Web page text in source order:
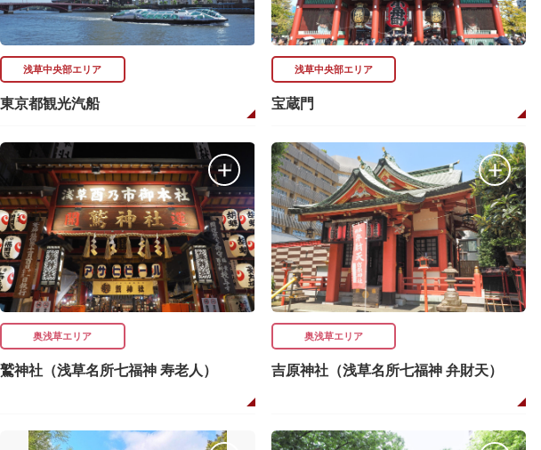
浅草中央部エリア
東京都観光汽船
浅草中央部エリア
宝蔵門
奥浅草エリア
鷲神社（浅草名所七福神 寿老人）
奥浅草エリア
吉原神社（浅草名所七福神 弁財天）